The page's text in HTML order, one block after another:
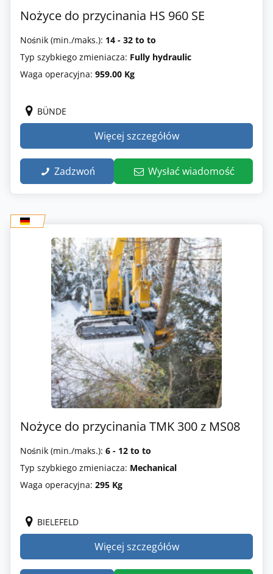
Nożyce do przycinania HS 960 SE
Nośnik (min./maks.): 14 - 32 to to
Typ szybkiego zmieniacza: Fully hydraulic
Waga operacyjna: 959.00 Kg
BÜNDE
Więcej szczegółów
Zadzwoń Wysłać wiadomość
Nożyce do przycinania TMK 300 z MS08
Nośnik (min./maks.): 6 - 12 to to
Typ szybkiego zmieniacza: Mechanical
Waga operacyjna: 295 Kg
BIELEFELD
Więcej szczegółów